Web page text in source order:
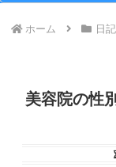
ホーム 日記
美容院の性